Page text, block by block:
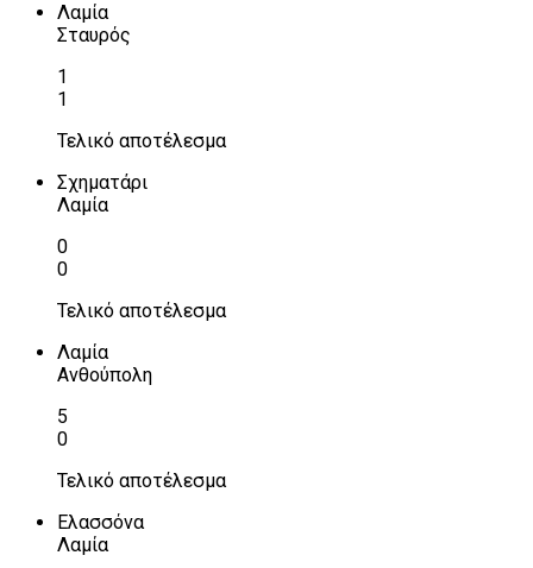
Λαμία
Σταυρός
1
1
Τελικό αποτέλεσμα
Σχηματάρι
Λαμία
0
0
Τελικό αποτέλεσμα
Λαμία
Ανθούπολη
5
0
Τελικό αποτέλεσμα
Ελασσόνα
Λαμία